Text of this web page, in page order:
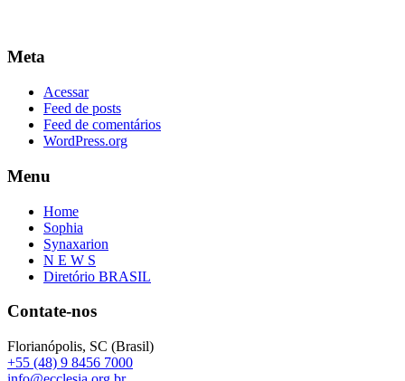
Meta
Acessar
Feed de posts
Feed de comentários
WordPress.org
Menu
Home
Sophia
Synaxarion
N E W S
Diretório BRASIL
Contate-nos
Florianópolis, SC (Brasil)
+55 (48) 9 8456 7000